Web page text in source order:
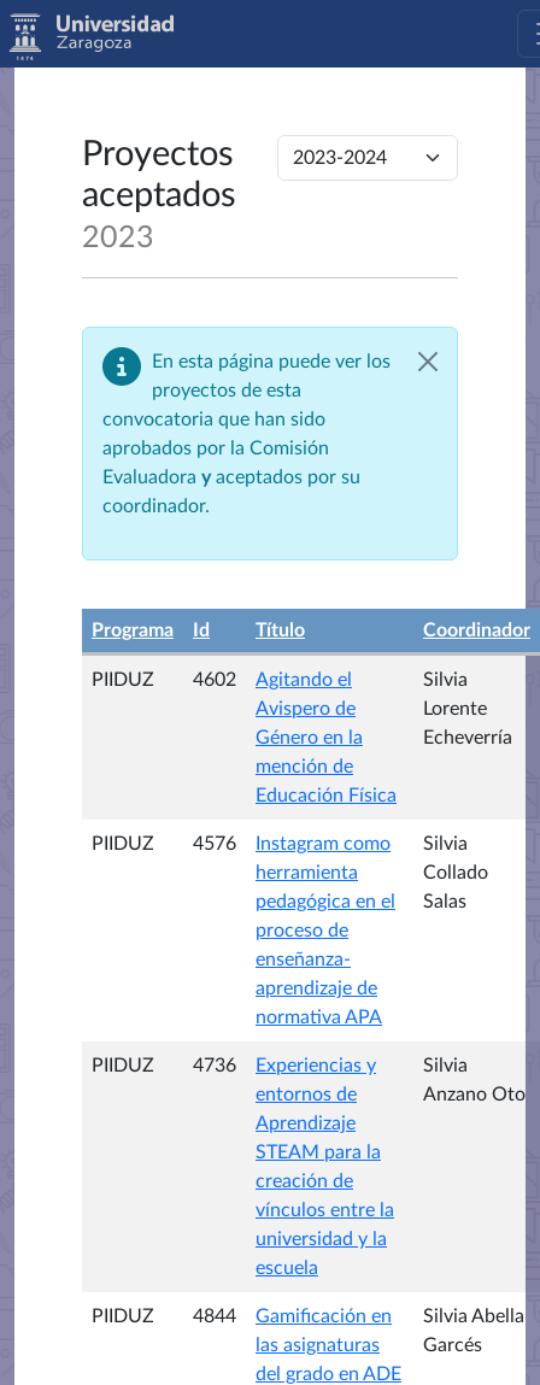
Proyectos
aceptados
2023
En esta página puede ver los
proyectos de esta
convocatoria que han sido
aprobados por la Comisión
Evaluadora yaceptados por su
coordinador.
Programa Id Título Coordinador
PIIDUZ 4602
Agitando el
Avispero de
Género en la
mención de
Educación Física
Silvia
Lorente
Echeverría
PIIDUZ 4576
Instagram como
herramienta
pedagógica en el
proceso de
enseñanza-
aprendizaje de
normativa APA
Silvia
Collado
Salas
PIIDUZ 4736
Experiencias y
entornos de
Aprendizaje
STEAM para la
creación de
vínculos entre la
universidad y la
escuela
Silvia
Anzano Oto
PIIDUZ 4844
Gamificación en
las asignaturas
del grado en ADE
Silvia Abella
Garcés